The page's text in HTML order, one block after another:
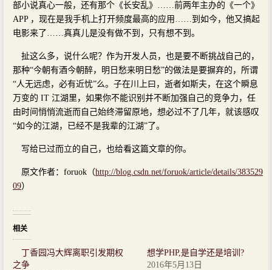
部小说真心一般，还有那个《长安乱》……前两年主办的《一个》
APP ，现在是我手机上打开频度最高的应用……到如今，他又搞起
电影来了……真真儿是没有做不到，只有想不到。
扯这么多，说什么呢？作为开发人员，也是要不断挑战自己的，
那种“今朝有酒今朝醉，明日愁来明日愁”的做法是要摒弃的，所谓
“人无远虑，必有近忧”么。子在川上曰，逝者如斯夫，在这个瞬息
万变的 IT 江湖里，如果你不能识别并不断加强自己的竞争力，任
由时间悄悄流逝而自己始终滞留原地，想必过不了几年，就该感叹
“如今的江湖，已经不是我辈的江湖”了。
写给已过而立的自己，也给看这篇文章的你。
原文作者：foruok（http://blog.csdn.net/foruok/article/details/383529
09）
相关
丁香园冯大辉离职引发期权
之争
想学PHP,是自学还是培训?
2016年5月13日